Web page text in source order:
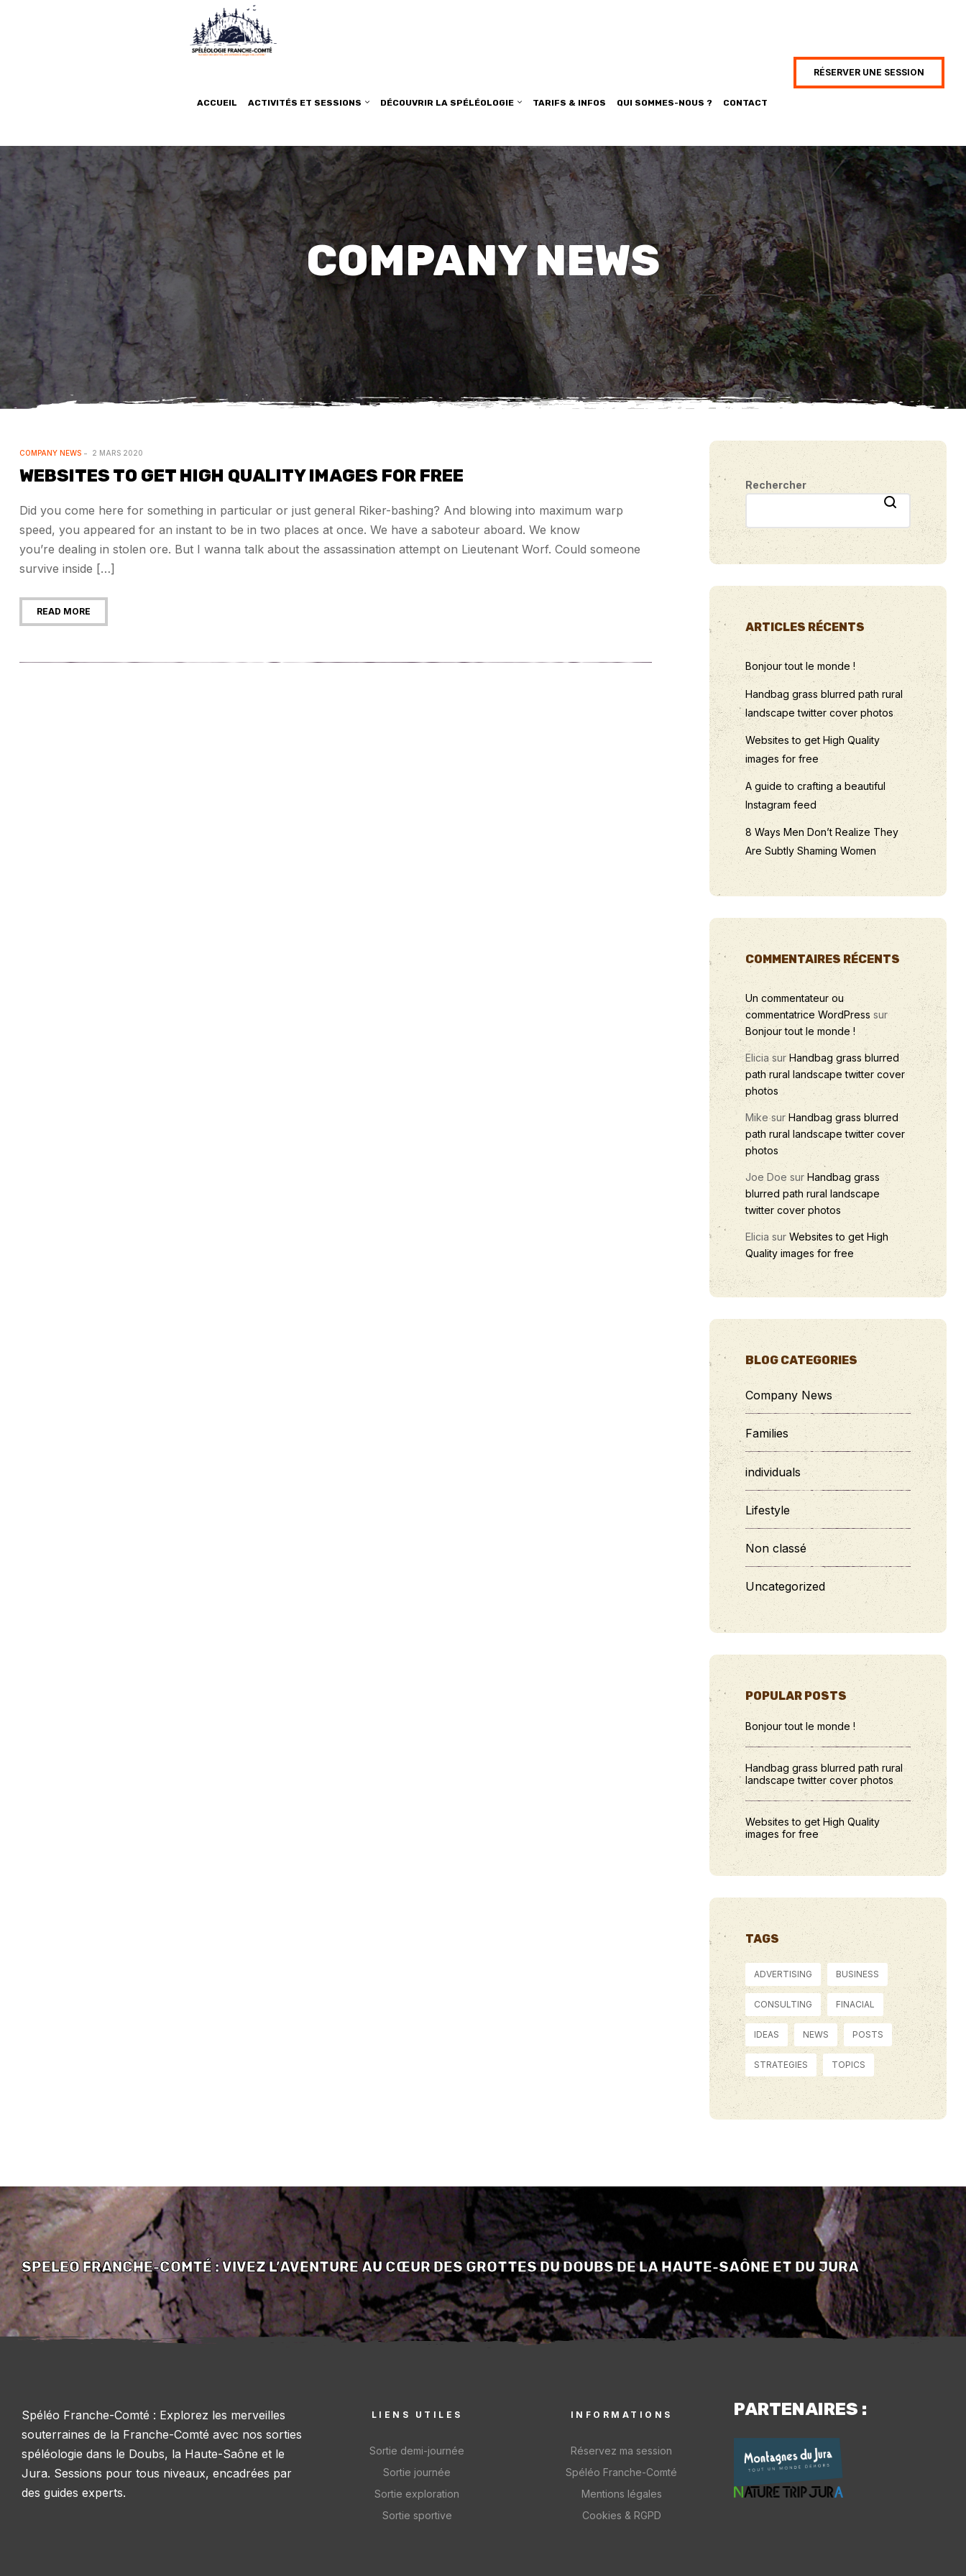
ACCUEIL ACTIVITÉS ET SESSIONS DÉCOUVRIR LA SPÉLÉOLOGIE TARIFS & INFOS QUI SOMMES-NOUS ? CONTACT
RÉSERVER UNE SESSION
COMPANY NEWS
COMPANY NEWS 2 MARS 2020
WEBSITES TO GET HIGH QUALITY IMAGES FOR FREE
Did you come here for something in particular or just general Riker-bashing? And blowing into maximum warp
speed, you appeared for an instant to be in two places at once. We have a saboteur aboard. We know
you’re dealing in stolen ore. But I wanna talk about the assassination attempt on Lieutenant Worf. Could someone
survive inside […]
READ MORE
Rechercher
ARTICLES RÉCENTS
Bonjour tout le monde !
Handbag grass blurred path rural
landscape twitter cover photos
Websites to get High Quality
images for free
A guide to crafting a beautiful
Instagram feed
8 Ways Men Don’t Realize They
Are Subtly Shaming Women
COMMENTAIRES RÉCENTS
Un commentateur ou
commentatrice WordPress sur
Bonjour tout le monde !
Elicia surHandbag grass blurred
path rural landscape twitter cover
photos
MikesurHandbag grass blurred
path rural landscape twitter cover
photos
Joe Doe sur Handbag grass
blurred path rural landscape
twitter cover photos
Elicia sur Websites to get High
Quality images for free
BLOG CATEGORIES
Company News
Families
individuals
Lifestyle
Non classé
Uncategorized
POPULAR POSTS
Bonjour tout le monde !
Handbag grass blurred path rural
landscape twitter cover photos
Websites to get High Quality
images for free
TAGS
ADVERTISING BUSINESS
CONSULTING FINACIAL
IDEAS NEWS POSTS
STRATEGIES TOPICS
SPELEO FRANCHE-COMTÉ : VIVEZ L’AVENTURE AU CŒUR DES GROTTES DU DOUBS DE LA HAUTE-SAÔNE ET DU JURA
Spéléo Franche-Comté : Explorez les merveilles
souterraines de la Franche-Comté avec nos sorties
spéléologie dans le Doubs, la Haute-Saône et le
Jura. Sessions pour tous niveaux, encadrées par
des guides experts.
LIENS UTILES
Sortie demi-journée
Sortie journée
Sortie exploration
Sortie sportive
INFORMATIONS
Réservez ma session
Spéléo Franche-Comté
Mentions légales
Cookies & RGPD
PARTENAIRES :